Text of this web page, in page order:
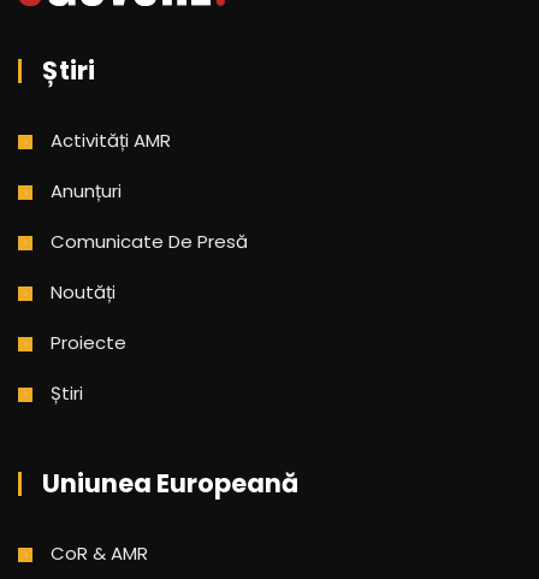
Știri
Activități AMR
Anunțuri
Comunicate De Presă
Noutăți
Proiecte
Știri
Uniunea Europeană
CoR & AMR